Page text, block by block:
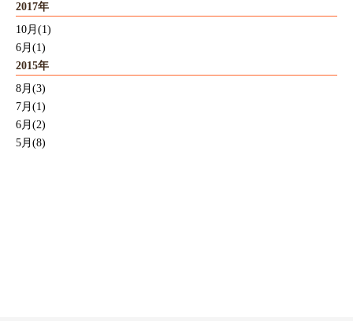
2017年
10月(1)
6月(1)
2015年
8月(3)
7月(1)
6月(2)
5月(8)